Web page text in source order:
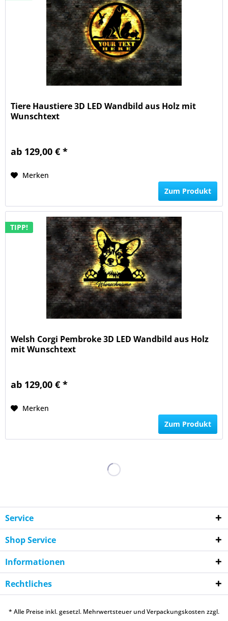
Tiere Haustiere 3D LED Wandbild aus Holz mit
Wunschtext
ab 129,00 € *
Merken
Zum Produkt
TIPP!
Welsh Corgi Pembroke 3D LED Wandbild aus Holz
mit Wunschtext
ab 129,00 € *
Merken
Zum Produkt
Service
Shop Service
Informationen
Rechtliches
* Alle Preise inkl. gesetzl. Mehrwertsteuer und Verpackungskosten zzgl.